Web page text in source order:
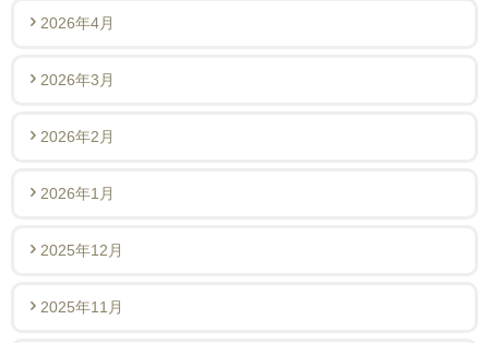
2026年4月
2026年3月
2026年2月
2026年1月
2025年12月
2025年11月